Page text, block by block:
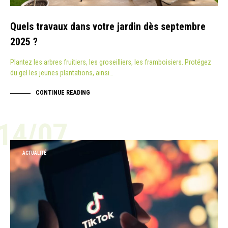
Quels travaux dans votre jardin dès septembre
2025 ?
Plantez les arbres fruitiers, les groseilliers, les framboisiers. Protégez
du gel les jeunes plantations, ainsi…
CONTINUE READING
07
ACTUALITÉ